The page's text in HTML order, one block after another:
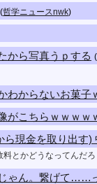
(哲学ニュースnwk)
から写真うｐする (
わからないお菓子
がこちらｗｗｗｗ
現金を取り出す)
とかどうなってんだろ
ゃん。繋げて……